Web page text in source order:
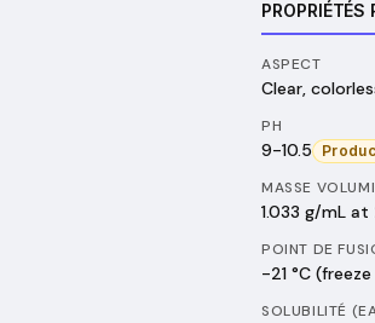
ASPECT
Clear,
PH
9-10.5
MASSE
1.033 g/mL at
POINT DE
-21 °C
SOLUBILITÉ